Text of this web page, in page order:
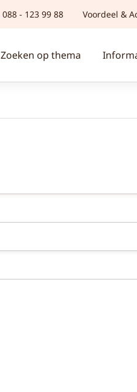
088 - 123 99 88 Voordeel &
Zoeken op thema